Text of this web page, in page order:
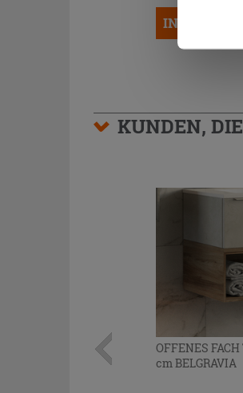
IN DEN
KUNDEN,
OFFENES
cm BELGRAVIA